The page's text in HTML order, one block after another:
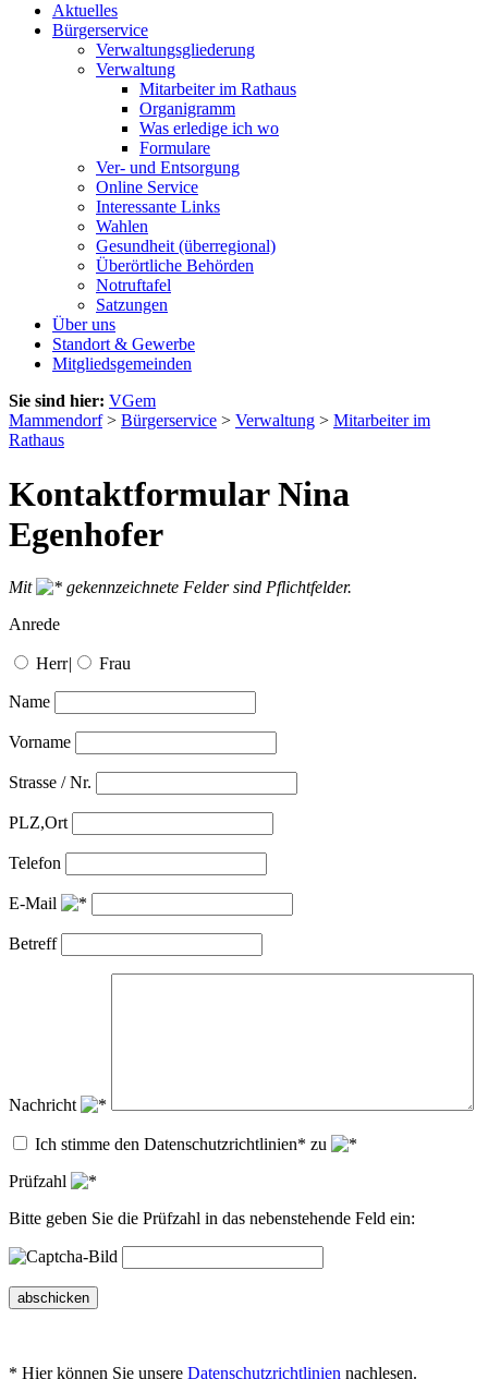
Aktuelles
Bürgerservice
Verwaltungsgliederung
Verwaltung
Mitarbeiter im Rathaus
Organigramm
Was erledige ich wo
Formulare
Ver- und Entsorgung
Online Service
Interessante Links
Wahlen
Gesundheit (überregional)
Überörtliche Behörden
Notruftafel
Satzungen
Über uns
Standort & Gewerbe
Mitgliedsgemeinden
Sie sind hier: VGem
Mammendorf> Bürgerservice > Verwaltung > Mitarbeiter im
Rathaus
Kontaktformular Nina
Egenhofer
Mit
gekennzeichnete Felder sind Pflichtfelder.
Anrede
Herr| Frau
Name
Vorname
Strasse / Nr.
PLZ,Ort
Telefon
E-Mail
Betreff
Nachricht
Ich stimme den Datenschutzrichtlinien* zu
Prüfzahl
Bitte geben Sie die Prüfzahl in das nebenstehende Feld ein:
abschicken
* Hier können Sie unsere Datenschutzrichtlinien nachlesen.